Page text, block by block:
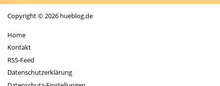
Copyright © 2026 hueblog.de
Home
Kontakt
RSS-Feed
Datenschutzerklärung